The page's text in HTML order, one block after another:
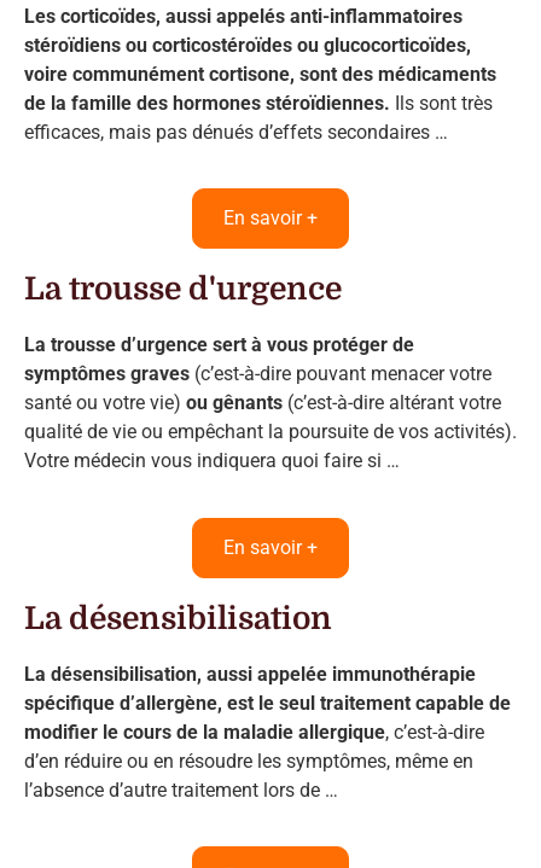
Les corticoïdes, aussi appelés anti-inflammatoires
stéroïdiens ou corticostéroïdes ou glucocorticoïdes,
voire communément cortisone, sont des médicaments
de la famille des hormones stéroïdiennes. Ils sont très
efficaces, mais pas dénués d’effets secondaires …
En savoir +
La trousse d'urgence
La trousse d’urgence sert à vous protéger de
symptômes graves (c’est-à-dire pouvant menacer votre
santé ou votre vie) ou gênants (c’est-à-dire altérant votre
qualité de vie ou empêchant la poursuite de vos activités).
Votre médecin vous indiquera quoi faire si …
En savoir +
La désensibilisation
La désensibilisation, aussi appelée immunothérapie
spécifique d’allergène, est le seul traitement capable de
modifier le cours de la maladie allergique, c’est-à-dire
d’en réduire ou en résoudre les symptômes, même en
l’absence d’autre traitement lors de …